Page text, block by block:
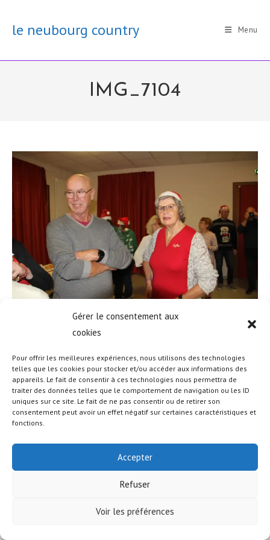
Gérer le consentement aux
cookies
Pour offrir les meilleures expériences, nous utilisons des technologies
telles que les cookies pour stocker et/ou accéder aux informations des
appareils. Le fait de consentir à ces technologies nous permettra de
traiter des données telles que le comportement de navigation ou les ID
uniques sur ce site. Le fait de ne pas consentir ou de retirer son
consentement peut avoir un effet négatif sur certaines caractéristiques et
fonctions.
Accepter
Refuser
Voir les préférences
contentle neubourg country Menu
IMG_7104
© COPYRIGHT - OCEANWP THEME BY NICK